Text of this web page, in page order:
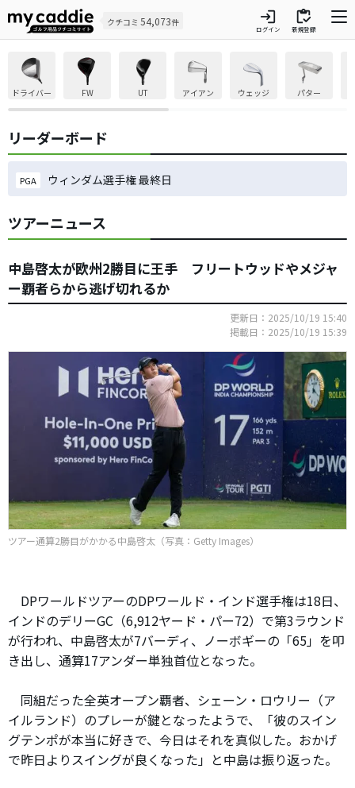
クチコミ 54,073件 login
ログイン
inventory
新規登録
ドライバー FW UT アイアン ウェッジ パター
リーダーボード
PGA ウィンダム選手権 最終日
ツアーニュース
中島啓太が欧州2勝目に王手 フリートウッドやメジャ
ー覇者らから逃げ切れるか
更新日：2025/10/19 15:40
掲載日：2025/10/19 15:39
ツアー通算2勝目がかかる中島啓太（写真：Getty Images）
DPワールドツアーのDPワールド・インド選手権は18日、
インドのデリーGC（6,912ヤード・パー72）で第3ラウンド
が行われ、中島啓太が7バーディ、ノーボギーの「65」を叩
き出し、通算17アンダー単独首位となった。
同組だった全英オープン覇者、シェーン・ロウリー（ア
イルランド）のプレーが鍵となったようで、「彼のスイン
グテンポが本当に好きで、今日はそれを真似した。おかげ
で昨日よりスイングが良くなった」と中島は振り返った。